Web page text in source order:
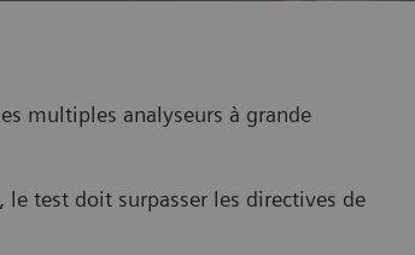
multiples analyseurs à grande
test doit surpasser les directives de